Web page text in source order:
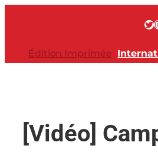
Twitter
Édition Imprimée
[Vidéo]